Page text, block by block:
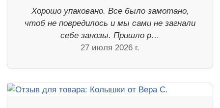
Хорошо упаковано. Все было замотано,
чтоб не повредилось и мы сами не загнали
себе занозы. Пришло р…
27 июля 2026 г.